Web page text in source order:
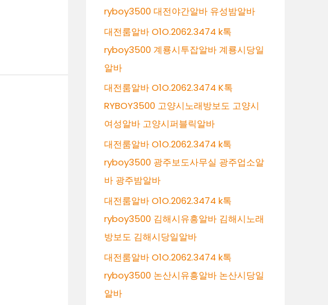
ryboy3500 대전야간알바 유성밤알바
대전룸알바 O1O.2062.3474 k톡
ryboy3500 계룡시투잡알바 계룡시당일
알바
대전룸알바 O1O.2062.3474 K톡
RYBOY3500 고양시노래방보도 고양시
여성알바 고양시퍼블릭알바
대전룸알바 O1O.2062.3474 k톡
ryboy3500 광주보도사무실 광주업소알
바 광주밤알바
대전룸알바 O1O.2062.3474 k톡
ryboy3500 김해시유흥알바 김해시노래
방보도 김해시당일알바
대전룸알바 O1O.2062.3474 k톡
ryboy3500 논산시유흥알바 논산시당일
알바